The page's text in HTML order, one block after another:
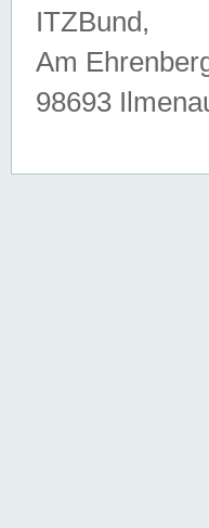
ITZBund,
Am
98693